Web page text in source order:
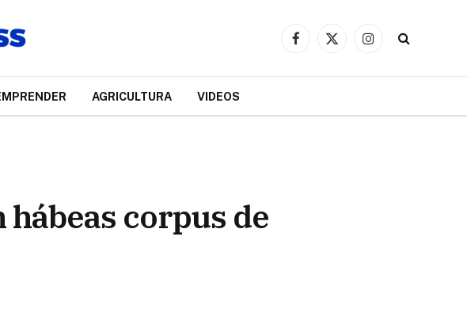
Facebook
X
Instagram
AGRICULTURA VIDEOS
corpus de